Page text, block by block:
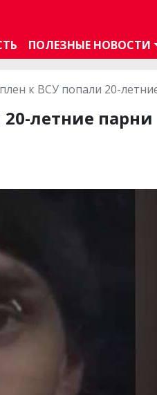
ПОЛЕЗНЫЕ НОВОСТИ
к ВСУ попали 20-
летние парни